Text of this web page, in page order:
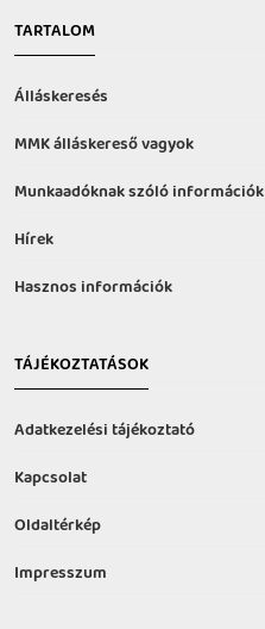
TARTALOM
Álláskeresés
MMK álláskereső vagyok
Munkaadóknak szóló információk
Hírek
Hasznos információk
TÁJÉKOZTATÁSOK
Adatkezelési tájékoztató
Kapcsolat
Oldaltérkép
Impresszum